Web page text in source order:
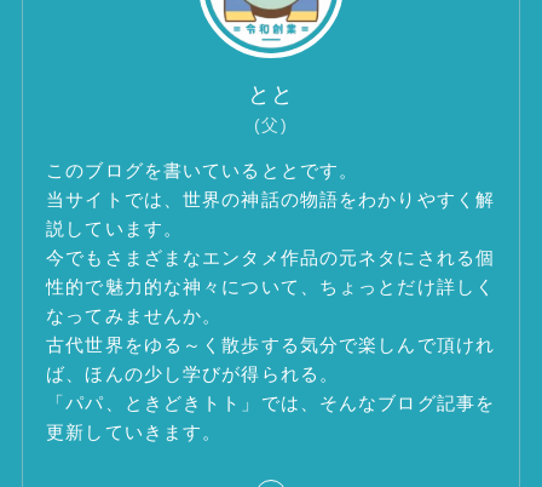
とと
(父)
このブログを書いているととです。
当サイトでは、世界の神話の物語をわかりやすく解
説しています。
今でもさまざまなエンタメ作品の元ネタにされる個
性的で魅力的な神々について、ちょっとだけ詳しく
なってみませんか。
古代世界をゆる～く散歩する気分で楽しんで頂けれ
ば、ほんの少し学びが得られる。
「パパ、ときどきトト」では、そんなブログ記事を
更新していきます。